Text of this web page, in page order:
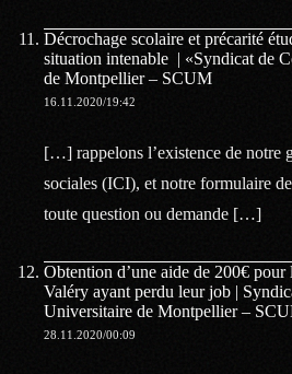
Décrochage scolaire et précarité
situation intenable | «Syndicat de
de Montpellier – SCUM
16.11.2020/19:42
[…] rappelons l’existence de notre
sociales (ICI), et notre formulaire
toute question ou demande […]
Obtention d’une aide de 200€ pour
Valéry ayant perdu leur job |
Universitaire de Montpellier –
28.11.2020/00:09